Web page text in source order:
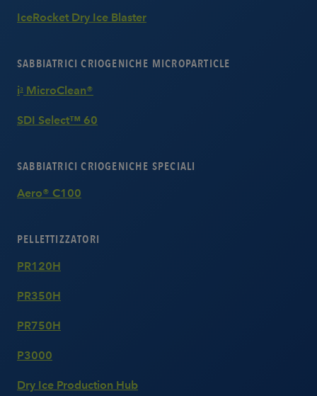
IceRocket Dry Ice Blaster
SABBIATRICI CRIOGENICHE MICROPARTICLE
i 3 MicroClean®
SDI Select™ 60
SABBIATRICI CRIOGENICHE SPECIALI
Aero® C100
PELLETTIZZATORI
PR120H
PR350H
PR750H
P3000
Dry Ice Production Hub